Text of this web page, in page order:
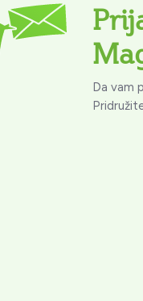
Da vam